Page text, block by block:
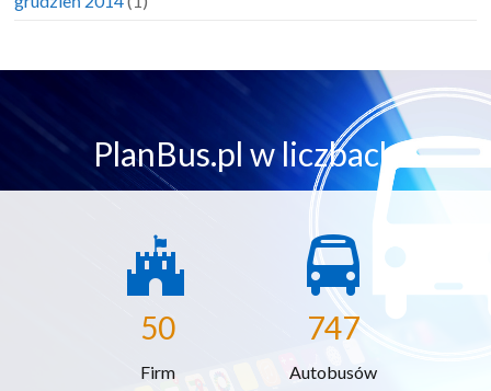
PlanBus.pl w liczbach
50
Firm
747
Autobusów